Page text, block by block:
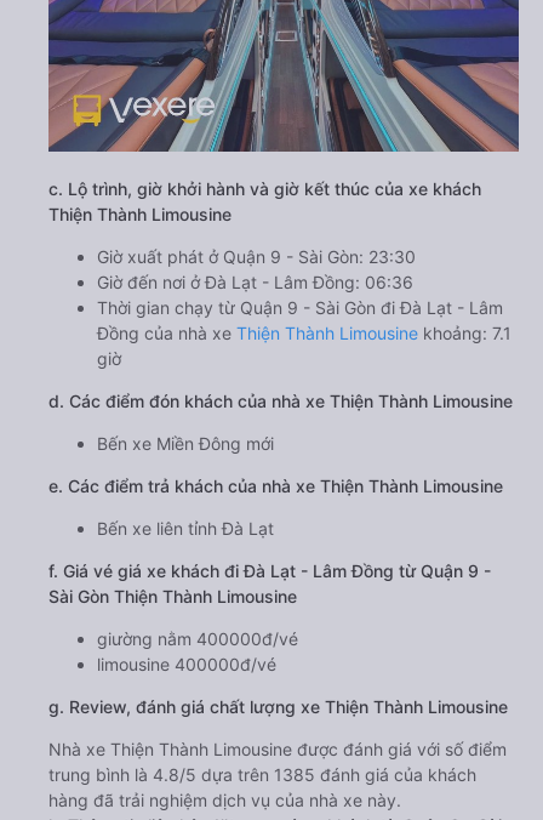
c. Lộ trình, giờ khởi hành và giờ kết thúc của xe khách
Thiện Thành Limousine
Giờ xuất phát ở Quận 9 - Sài Gòn: 23:30
Giờ đến nơi ở Đà Lạt - Lâm Đồng: 06:36
Thời gian chạy từ Quận 9 - Sài Gòn đi Đà Lạt - Lâm
Đồng của nhà xe Thiện Thành Limousine khoảng: 7.1
giờ
d. Các điểm đón khách của nhà xe Thiện Thành Limousine
Bến xe Miền Đông mới
e. Các điểm trả khách của nhà xe Thiện Thành Limousine
Bến xe liên tỉnh Đà Lạt
f. Giá vé giá xe khách đi Đà Lạt - Lâm Đồng từ Quận 9 -
Sài Gòn Thiện Thành Limousine
giường nằm 400000đ/vé
limousine 400000đ/vé
g. Review, đánh giá chất lượng xe Thiện Thành Limousine
Nhà xe Thiện Thành Limousine được đánh giá với số điểm
trung bình là 4.8/5 dựa trên 1385 đánh giá của khách
hàng đã trải nghiệm dịch vụ của nhà xe này.